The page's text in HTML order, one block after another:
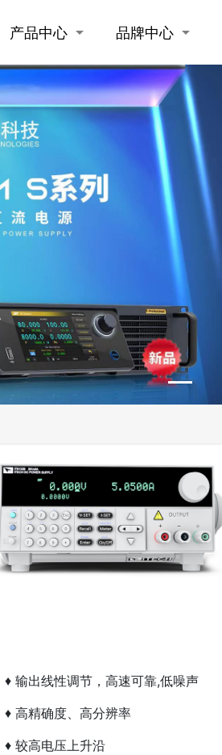
产品中心 品牌中心
♦ 输出线性调节，高速可靠,低噪声
♦ 高精确度、高分辨率
♦ 较高电压上升沿